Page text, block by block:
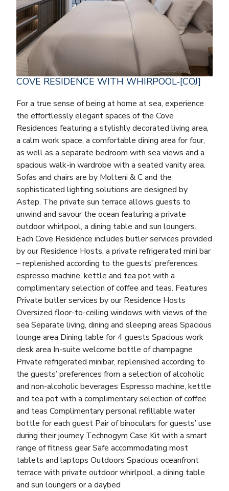
COVE RESIDENCE WITH WHIRPOOL-[COJ]
For a true sense of being at home at sea, experience
the effortlessly elegant spaces of the Cove
Residences featuring a stylishly decorated living area,
a calm work space, a comfortable dining area for four,
as well as a separate bedroom with sea views and a
spacious walk-in wardrobe with a seated vanity area.
Sofas and chairs are by Molteni & C and the
sophisticated lighting solutions are designed by
Astep. The private sun terrace allows guests to
unwind and savour the ocean featuring a private
outdoor whirlpool, a dining table and sun loungers.
Each Cove Residence includes butler services provided
by our Residence Hosts, a private refrigerated mini bar
– replenished according to the guests’ preferences,
espresso machine, kettle and tea pot with a
complimentary selection of coffee and teas. Features
Private butler services by our Residence Hosts
Oversized floor-to-ceiling windows with views of the
sea Separate living, dining and sleeping areas Spacious
lounge area Dining table for 4 guests Spacious work
desk area In-suite welcome bottle of champagne
Private refrigerated minibar, replenished according to
the guests’ preferences from a selection of alcoholic
and non-alcoholic beverages Espresso machine, kettle
and tea pot with a complimentary selection of coffee
and teas Complimentary personal refillable water
bottle for each guest Pair of binoculars for guests’ use
during their journey Technogym Case Kit with a smart
range of fitness gear Safe accommodating most
tablets and laptops Outdoors Spacious oceanfront
terrace with private outdoor whirlpool, a dining table
and sun loungers or a daybed